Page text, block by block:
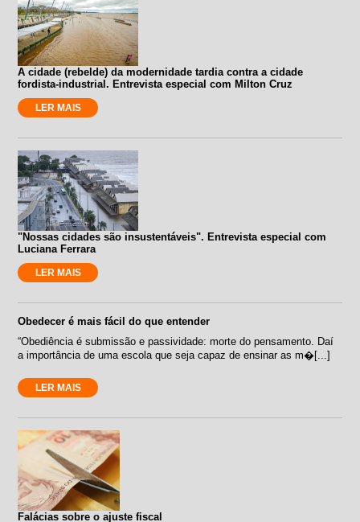
A cidade (rebelde) da modernidade tardia contra a cidade
fordista-industrial. Entrevista especial com Milton Cruz
LER MAIS
"Nossas cidades são insustentáveis". Entrevista especial com
Luciana Ferrara
LER MAIS
Obedecer é mais fácil do que entender
“Obediência é submissão e passividade: morte do pensamento. Daí
a importância de uma escola que seja capaz de ensinar as m�[...]
LER MAIS
Falácias sobre o ajuste fiscal